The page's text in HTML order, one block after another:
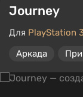
Journey
Для PlayStation
Аркада